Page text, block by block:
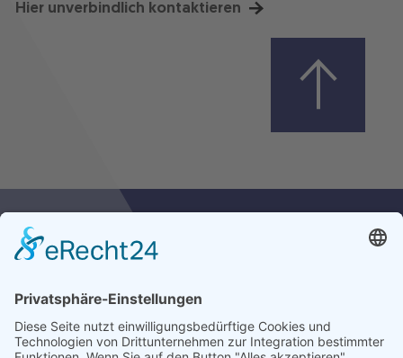
Hier unverbindlich kontaktieren
AMID Firmen-Versicherungsmakler GmbH
Bahnhofstraße 16
+49 2381 92121-0
info@amid.de